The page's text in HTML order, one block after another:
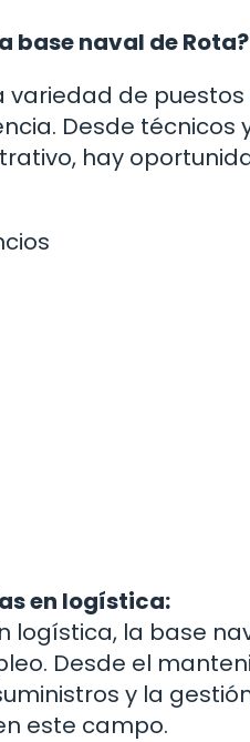
base naval de Rota?
variedad de
Desde técnicos
hay
en logística:
logística, la base
Desde el
y la
este campo.